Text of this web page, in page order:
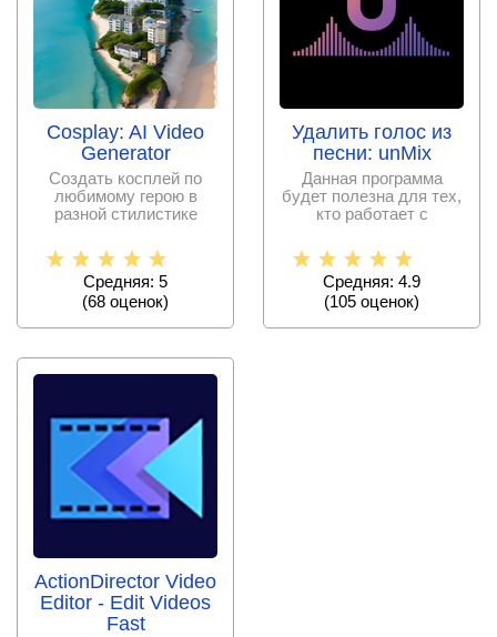
Cosplay: AI Video
Generator
Создать косплей по
любимому герою в
разной стилистике
несколько
Средняя: 5
(68 оценок)
Удалить голос из
песни: unMix
Данная программа
будет полезна для тех,
кто работает с
произведениями,
Средняя: 4.9
(105 оценок)
ActionDirector Video
Editor - Edit Videos
Fast